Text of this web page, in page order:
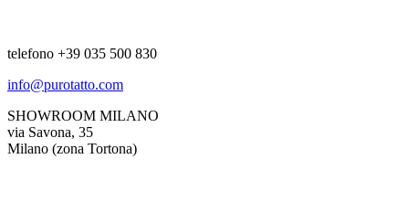
telefono +39 035 500 830
info@purotatto.com
SHOWROOM MILANO
via Savona, 35
Milano (zona Tortona)